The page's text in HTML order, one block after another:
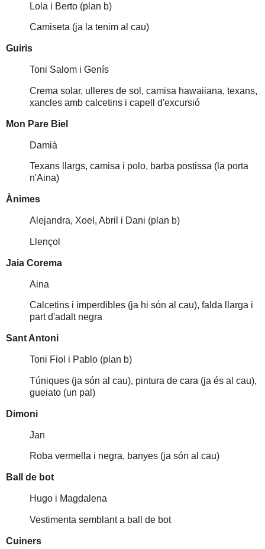
Lola i Berto (plan b)
Camiseta (ja la tenim al cau)
Guiris
Toni Salom i Genís
Crema solar, ulleres de sol, camisa hawaiiana, texans,
xancles amb calcetins i capell d'excursió
Mon Pare Biel
Damià
Texans llargs, camisa i polo, barba postissa (la porta
n'Aina)
Ànimes
Alejandra, Xoel, Abril i Dani (plan b)
Llençol
Jaia Corema
Aina
Calcetins i imperdibles (ja hi són al cau), falda llarga i
part d'adalt negra
Sant Antoni
Toni Fiol i Pablo (plan b)
Túniques (ja són al cau), pintura de cara (ja és al cau),
gueiato (un pal)
Dimoni
Jan
Roba vermella i negra, banyes (ja són al cau)
Ball de bot
Hugo i Magdalena
Vestimenta semblant a ball de bot
Cuiners